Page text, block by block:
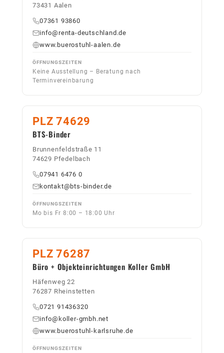
73431 Aalen
07361 93860
info@renta-deutschland.de
www.buerostuhl-aalen.de
ÖFFNUNGSZEITEN
Keine Ausstellung – Beratung nach
Terminvereinbarung
PLZ 74629
BTS-Binder
Brunnenfeldstraße 11
74629 Pfedelbach
07941 6476 0
kontakt@bts-binder.de
ÖFFNUNGSZEITEN
Mo bis Fr 8:00 – 18:00 Uhr
PLZ 76287
Büro + Objekteinrichtungen Koller GmbH
Häfenweg 22
76287 Rheinstetten
0721 91436320
info@koller-gmbh.net
www.buerostuhl-karlsruhe.de
ÖFFNUNGSZEITEN